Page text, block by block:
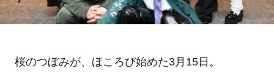
桜のつぼみが、ほころび始めた3月15日。